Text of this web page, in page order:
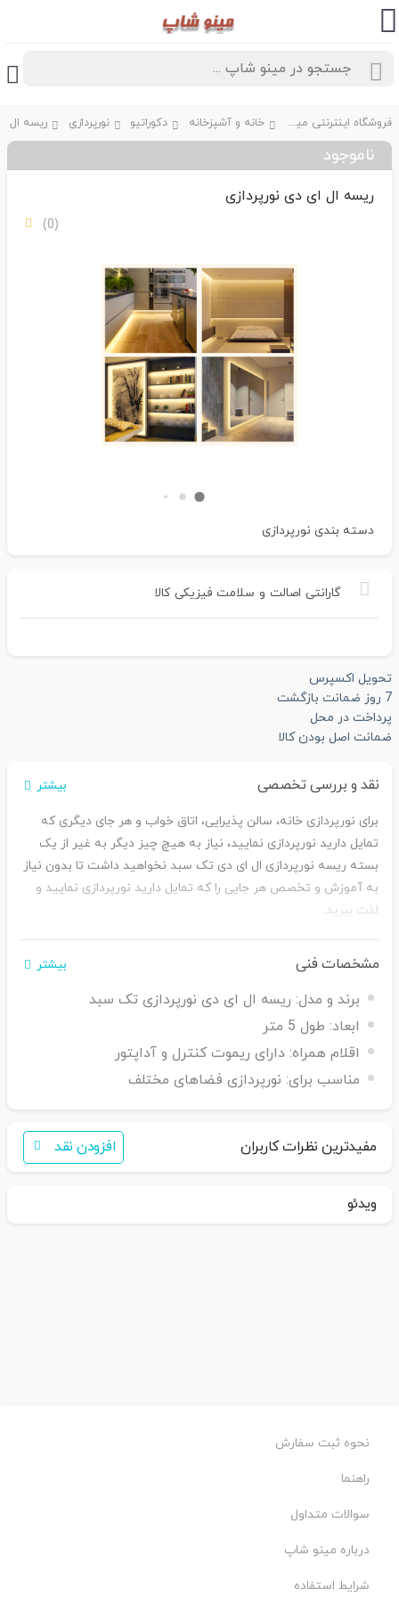
فروشگاه اینترنتی مینو شاپ خانه و آشپزخانه دکوراتیو نورپردازی
ناموجود
ریسه ال ای دی نورپردازی
(0)
دسته بندی نورپردازی
گارانتی اصالت و سلامت فیزیکی کالا
تحویل اکسپرس
7 روز ضمانت بازگشت
پرداخت در محل
ضمانت اصل بودن کالا
نقد و بررسی تخصصی بیشتر
برای نورپردازی خانه، سالن پذیرایی، اتاق خواب و هر جای دیگری که
تمایل دارید نورپردازی نمایید، نیاز به هیچ چیز دیگر به غیر از یک
بسته ریسه نورپردازی ال ای دی تک سبد نخواهید داشت تا بدون نیاز
به آموزش و تخصص هر جایی را که تمایل دارید نورپردازی نمایید و
لذت ببرید.
مشخصات فنی بیشتر
برند و مدل: ریسه ال ای دی نورپردازی تک سبد
ابعاد: طول 5 متر
اقلام همراه: دارای ریموت کنترل و آداپتور
مناسب برای: نورپردازی فضاهای مختلف
مفیدترین نظرات کاربران افزودن نقد
ویدئو
نحوه ثبت سفارش
راهنما
سوالات متداول
درباره مینو شاپ
شرایط استفاده